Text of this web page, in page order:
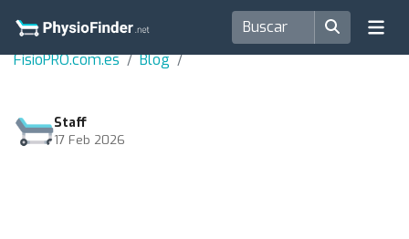
FisioPRO.com.es Blog
Staff
17 Feb 2026